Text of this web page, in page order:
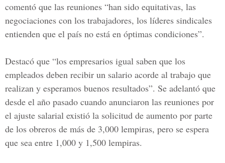
comentó que las reuniones “han sido equitativas, las
negociaciones con los trabajadores, los líderes sindicales
entienden que el país no está en óptimas condiciones”.
Destacó que “los empresarios igual saben que los
empleados deben recibir un salario acorde al trabajo que
realizan y esperamos buenos resultados”. Se adelantó que
desde el año pasado cuando anunciaron las reuniones por
el ajuste salarial existió la solicitud de aumento por parte
de los obreros de más de 3,000 lempiras, pero se espera
que sea entre 1,000 y 1,500 lempiras.